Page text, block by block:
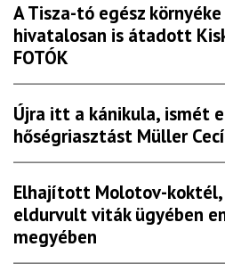
A Tisza-tó egész
hivatalosan is átadott
FOTÓK
Újra itt a kánikula, ismét
hőségriasztást Müller
Elhajított Molotov-
eldurvult viták ügyében
megyében